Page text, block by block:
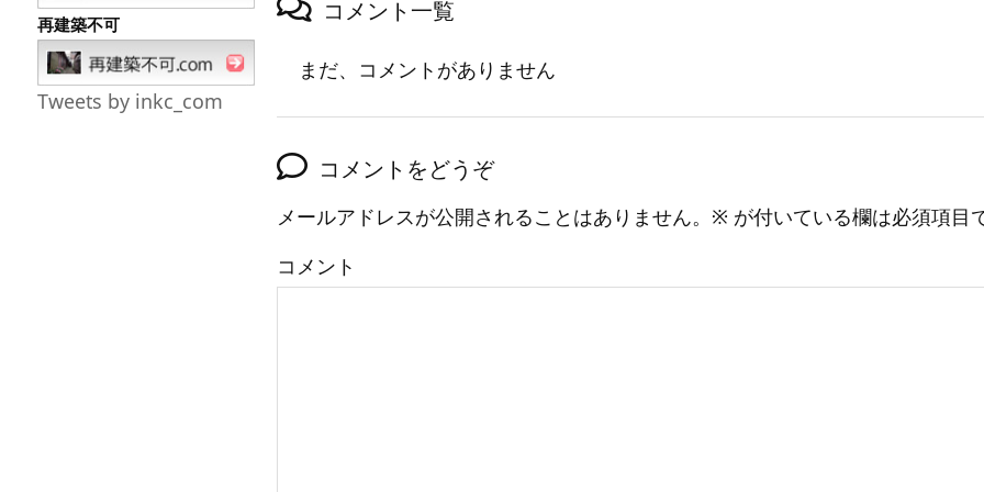
コメント一覧
まだ、コメントがありません
コメントをどうぞ
メールアドレスが公開されることはありません。 ※ が付いている欄は必須項目
コメント
再建築不可
Tweets by inkc_com